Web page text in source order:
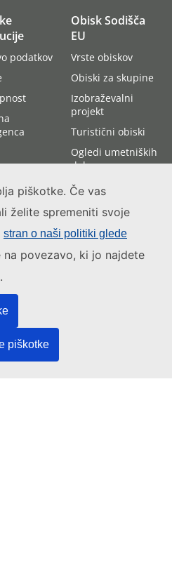
piškotke. Če vas
želite spremeniti svoje
stran o naši politiki glede
na povezavo, ki jo najdete
piškotke
podatkov
Obisk Sodišča
EU
Vrste obiskov
Obiski za skupine
Izobraževalni
projekt
Turistični obiski
Ogledi umetniških
del
Kako priti do
Sodišča EU
Udeležba na
obravnavah